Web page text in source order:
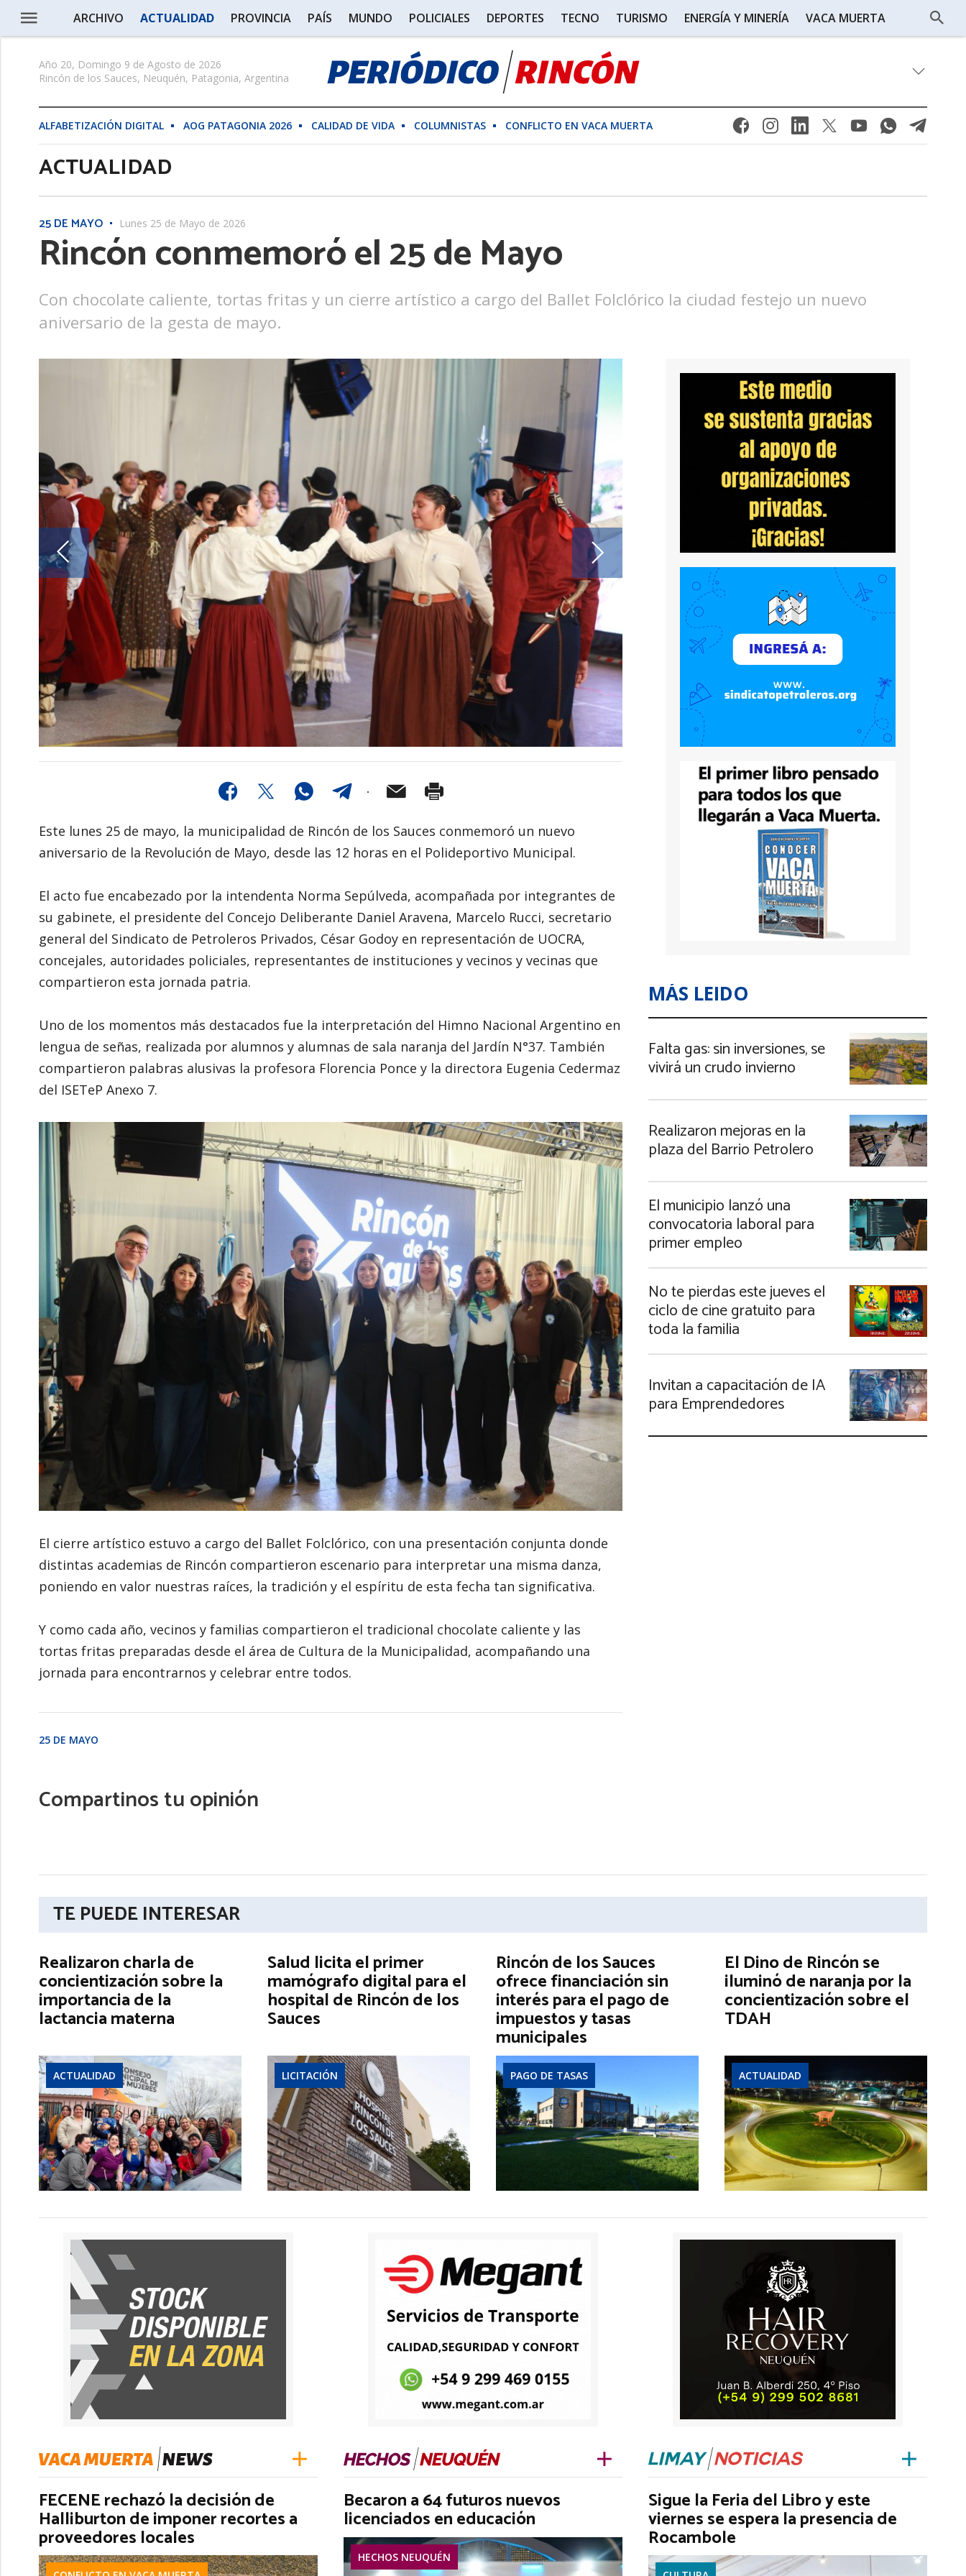
ARCHIVO ACTUALIDAD PROVINCIA PAÍS MUNDO POLICIALES DEPORTES TECNO TURISMO ENERGÍA Y MINERÍA VACA MUERTA
Año 20, Domingo 9 de Agosto de 2026
Rincón de los Sauces, Neuquén, Patagonia, Argentina
ALFABETIZACIÓN DIGITAL AOG PATAGONIA 2026 CALIDAD DE VIDA COLUMNISTAS CONFLICTO EN VACA MUERTA
ACTUALIDAD
25 DE MAYO Lunes 25 de Mayo de 2026
Rincón conmemoró el 25 de Mayo
Con chocolate caliente, tortas fritas y un cierre artístico a cargo del Ballet Folclórico la ciudad festejo un nuevo
aniversario de la gesta de mayo.
Este lunes 25 de mayo, la municipalidad de Rincón de los Sauces conmemoró un nuevo
aniversario de la Revolución de Mayo, desde las 12 horas en el Polideportivo Municipal.
El acto fue encabezado por la intendenta Norma Sepúlveda, acompañada por integrantes de
su gabinete, el presidente del Concejo Deliberante Daniel Aravena, Marcelo Rucci, secretario
general del Sindicato de Petroleros Privados, César Godoy en representación de UOCRA,
concejales, autoridades policiales, representantes de instituciones y vecinos y vecinas que
compartieron esta jornada patria.
Uno de los momentos más destacados fue la interpretación del Himno Nacional Argentino en
lengua de señas, realizada por alumnos y alumnas de sala naranja del Jardín N°37. También
compartieron palabras alusivas la profesora Florencia Ponce y la directora Eugenia Cedermaz
del ISETeP Anexo 7.
El cierre artístico estuvo a cargo del Ballet Folclórico, con una presentación conjunta donde
distintas academias de Rincón compartieron escenario para interpretar una misma danza,
poniendo en valor nuestras raíces, la tradición y el espíritu de esta fecha tan significativa.
Y como cada año, vecinos y familias compartieron el tradicional chocolate caliente y las
tortas fritas preparadas desde el área de Cultura de la Municipalidad, acompañando una
jornada para encontrarnos y celebrar entre todos.
25 DE MAYO
Compartinos tu opinión
MÁS LEIDO
Falta gas: sin inversiones, se
vivirá un crudo invierno
Realizaron mejoras en la
plaza del Barrio Petrolero
El municipio lanzó una
convocatoria laboral para
primer empleo
No te pierdas este jueves el
ciclo de cine gratuito para
toda la familia
Invitan a capacitación de IA
para Emprendedores
TE PUEDE INTERESAR
Realizaron charla de
concientización sobre la
importancia de la
lactancia materna
ACTUALIDAD
Salud licita el primer
mamógrafo digital para el
hospital de Rincón de los
Sauces
LICITACIÓN
Rincón de los Sauces
ofrece financiación sin
interés para el pago de
impuestos y tasas
municipales
PAGO DE TASAS
El Dino de Rincón se
iluminó de naranja por la
concientización sobre el
TDAH
ACTUALIDAD
FECENE rechazó la decisión de
Halliburton de imponer recortes a
proveedores locales
Becaron a 64 futuros nuevos
licenciados en educación
HECHOS NEUQUÉN
Sigue la Feria del Libro y este
viernes se espera la presencia de
Rocambole